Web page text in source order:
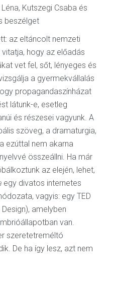
Kutszegi Csaba és
beszélget
az eltáncolt nemzeti
hogy az előadás
vet fel, sőt, lényeges és
a gyermekvállalás
propagandaszínházat
látunk-e, esetleg
és részesei vagyunk. A
szöveg, a dramaturgia,
ezúttal nem akarna
összeállni. Ha már
az elején, lehet,
egy divatos internetes
vagyis: egy TED
amelyben
van.
szeretetreméltó
De ha így lesz, azt nem